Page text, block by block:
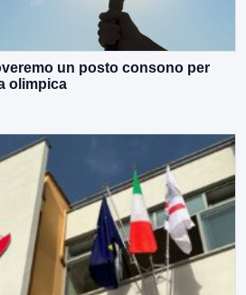
un posto consono per
olimpica